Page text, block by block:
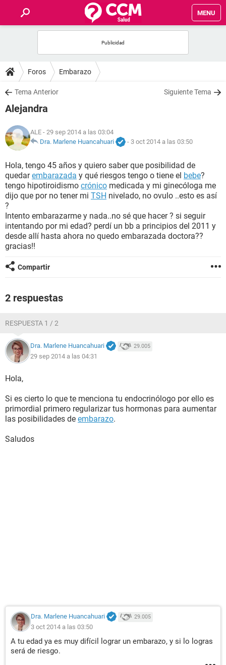
MENU
FOROS
SALUD
FAMILIA
NUTRICIÓN
BIENESTAR
SEXUALIDAD
GLOSARIO
Foros Embarazo
Tema Anterior Siguiente Tema
Alejandra
ALE - 29 sep 2014 a las 03:04
Dra. Marlene Huancahuari
- 3 oct 2014 a las 03:50
Hola, tengo 45 años y quiero saber que posibilidad de
quedarembarazada y qué riesgos tengo o tiene el bebe?
tengo hipotiroidismo crónico medicada y mi ginecóloga me
dijo que por no tener mi TSH nivelado, no ovulo ..esto es así
?
Intento embarazarme y nada..no sé que hacer ? si seguir
intentando por mi edad? perdí un bb a principios del 2011 y
desde allí hasta ahora no quedo embarazada doctora??
gracias!!
Compartir
2 respuestas
RESPUESTA 1 / 2
Dra. Marlene Huancahuari 29.005
29 sep 2014 a las 04:31
Hola,
Si es cierto lo que te menciona tu endocrinólogo por ello es
primordial primero regularizar tus hormonas para aumentar
las posibilidades de embarazo.
Saludos
Dra. Marlene Huancahuari 29.005
3 oct 2014 a las 03:50
A tu edad ya es muy difícil lograr un embarazo, y si lo logras
será de riesgo.